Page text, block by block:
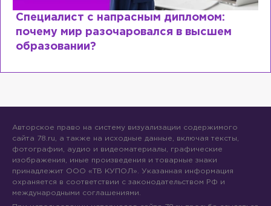
Специалист с напрасным дипломом:
почему мир разочаровался в высшем
образовании?
Авторское право на систему визуализации содержимого
сайта 78.ru, а также на исходные данные, включая тексты,
фотографии, аудио и видеоматериалы, графические
изображения, иные произведения и товарные знаки
принадлежит ООО «ТВ КУПОЛ». Указанная информация
охраняется в соответствии с законодательством РФ и
международными соглашениями.